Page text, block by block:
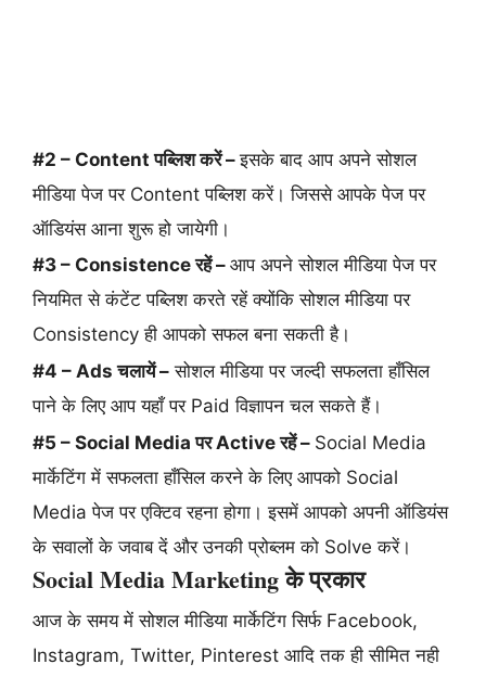
#2 – Content पब्लिश करें –इसके बाद आप अपने सोशल
मीडिया पेज पर Content पब्लिश करें। जिससे आपके पेज पर
ऑडियंस आना शुरू हो जायेगी।
#3 – Consistence रहें – आप अपने सोशल मीडिया पेज पर
नियमित से कंटेंट पब्लिश करते रहें क्योंकि सोशल मीडिया पर
Consistency ही आपको सफल बना सकती है।
#4 – Ads चलायें – सोशल मीडिया पर जल्दी सफलता हाँसिल
पाने के लिए आप यहाँ पर Paid विज्ञापन चल सकते हैं।
#5 – Social Media पर Active रहें – Social Media
मार्केटिंग में सफलता हाँसिल करने के लिए आपको Social
Media पेज पर एक्टिव रहना होगा। इसमें आपको अपनी ऑडियंस
के सवालों के जवाब दें और उनकी प्रोब्लम को Solve करें।
Social Media Marketing के प्रकार
आज के समय में सोशल मीडिया मार्केटिंग सिर्फ Facebook,
Instagram, Twitter, Pinterest आदि तक ही सीमित नही